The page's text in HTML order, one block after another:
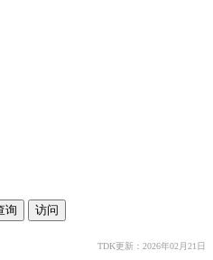
TDK更新：2026年02月21日